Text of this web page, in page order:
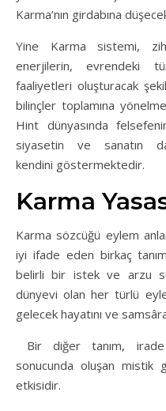
Karma’nın girdabına
Yine Karma sistemi,
enerjilerin, evrendeki
faaliyetleri oluşturacak
bilinçler toplamına
Hint dünyasında
siyasetin ve sanatın
kendini göstermektedir.
Karma
Karma sözcüğü eylem
iyi ifade eden birkaç
belirli bir istek ve arzu
dünyevi olan her türlü
gelecek hayatını ve
Bir diğer tanım, irade
sonucunda oluşan mistik
etkisidir.